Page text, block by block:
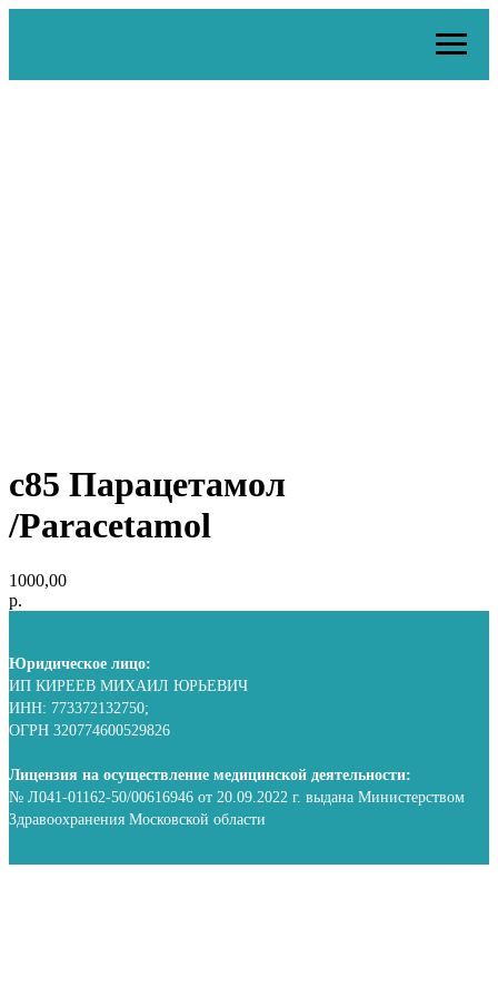
c85 Парацетамол
/Paracetamol
1000,00
р.
Юридическое лицо:
ИП КИРЕЕВ МИХАИЛ ЮРЬЕВИЧ
ИНН: 773372132750;
ОГРН 320774600529826
Лицензия на осуществление медицинской деятельности:
№ Л041-01162-50/00616946 от 20.09.2022 г. выдана Министерством
Здравоохранения Московской области